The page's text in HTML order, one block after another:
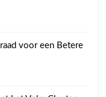
voor een Betere